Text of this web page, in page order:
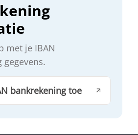
met je IBAN
gegevens.
bankrekening toe